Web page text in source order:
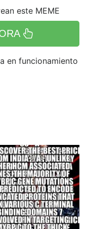
este MEME
en funcionamiento